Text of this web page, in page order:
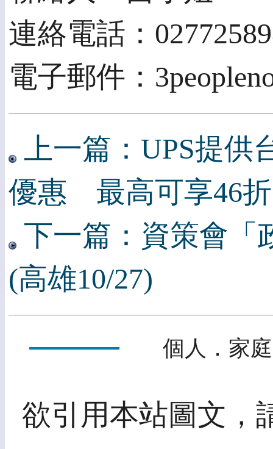
連絡電話：
電子郵件：
上一篇：UPS提
優惠 最高可享46折
下一篇：資策會「
(高雄10/27)
個人．家
欲引用本站圖文，